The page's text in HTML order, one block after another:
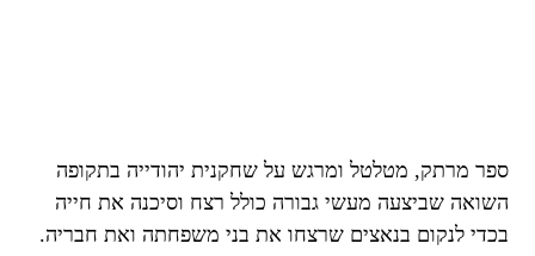
ספר מרתק, מטלטל ומרגש על שחקנית יהודייה בתקופה
השואה שביצעה מעשי גבורה כולל רצח וסיכנה את חייה
בכדי לנקום בנאצים שרצחו את בני משפחתה ואת חבריה.